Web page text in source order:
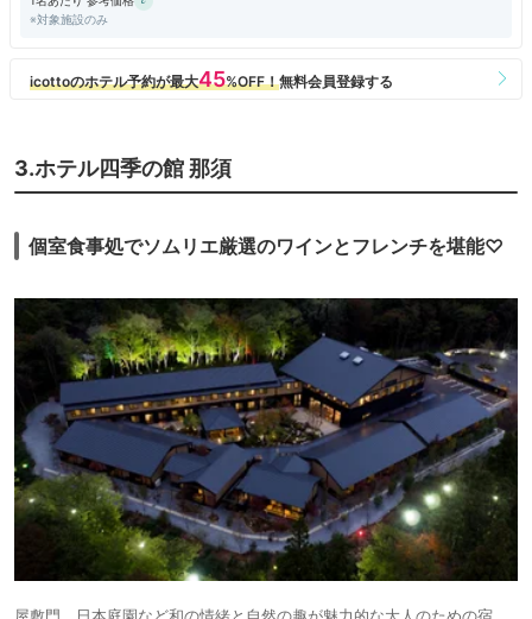
※対象施設のみ
3.ホテル四季の館 那須
個室食事処でソムリエ厳選のワインとフレンチを堪能♡